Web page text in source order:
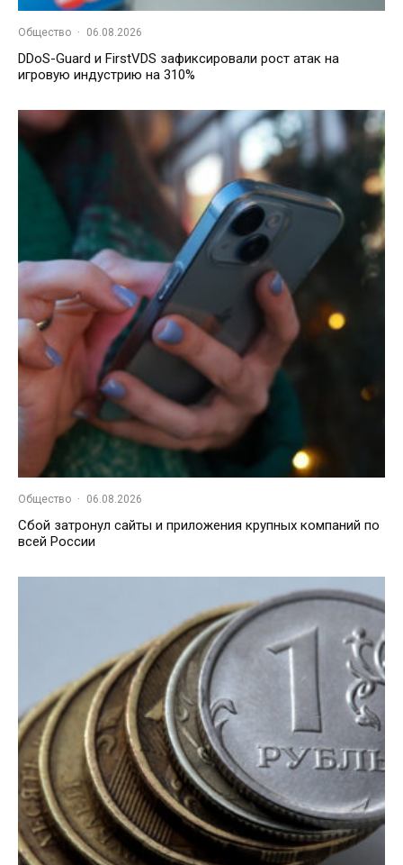
Общество · 06.08.2026
DDoS-Guard и FirstVDS зафиксировали рост атак на
игровую индустрию на 310%
Общество · 06.08.2026
Сбой затронул сайты и приложения крупных компаний по
всей России